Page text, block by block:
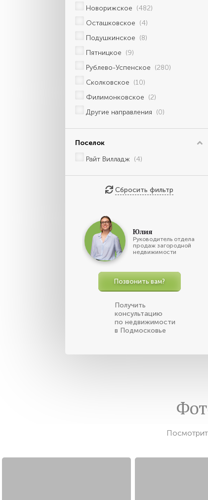
Новорижское (482)
Осташковское (4)
Подушкинское (8)
Пятницкое (9)
Рублево-Успенское (280)
Сколковское (10)
Филимонковское (2)
Другие направления (0)
Поселок
Райт Вилладж (4)
Сбросить фильтр
Юлия
Руководитель отдела
продаж загородной
недвижимости
Позвонить вам?
Получить
консультацию
по недвижимости
в Подмосковье